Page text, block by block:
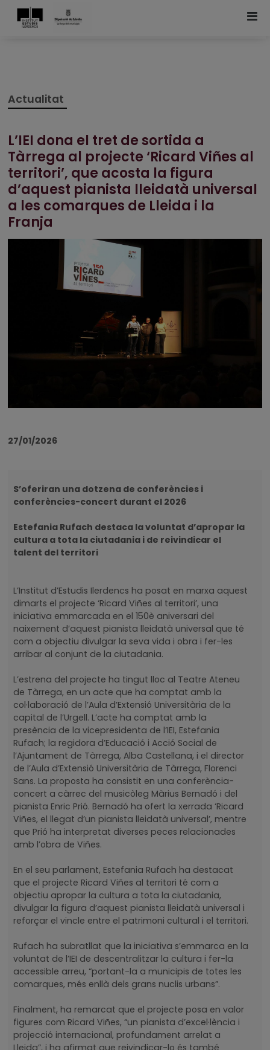
Actualitat
L’IEI dona el tret de sortida a
Tàrrega al projecte ‘Ricard Viñes al
territori’, que acosta la figura
d’aquest pianista lleidatà universal
a les comarques de Lleida i la
Franja
27/01/2026
S’oferiran una dotzena de conferències i
conferències-concert durant el 2026
Estefania Rufach destaca la voluntat d’apropar la
cultura a tota la ciutadania i de reivindicar el
talent del territori
L’Institut d’Estudis Ilerdencs ha posat en marxa aquest
dimarts el projecte ‘Ricard Viñes al territori’, una
iniciativa emmarcada en el 150è aniversari del
naixement d’aquest pianista lleidatà universal que té
com a objectiu divulgar la seva vida i obra i fer-les
arribar al conjunt de la ciutadania.
L’estrena del projecte ha tingut lloc al Teatre Ateneu
de Tàrrega, en un acte que ha comptat amb la
col·laboració de l’Aula d’Extensió Universitària de la
capital de l’Urgell. L’acte ha comptat amb la
presència de la vicepresidenta de l’IEI, Estefania
Rufach; la regidora d’Educació i Acció Social de
l’Ajuntament de Tàrrega, Alba Castellana, i el director
de l’Aula d’Extensió Universitària de Tàrrega, Florenci
Sans. La proposta ha consistit en una conferència-
concert a càrrec del musicòleg Màrius Bernadó i del
pianista Enric Prió. Bernadó ha ofert la xerrada ‘Ricard
Viñes, el llegat d’un pianista lleidatà universal’, mentre
que Prió ha interpretat diverses peces relacionades
amb l’obra de Viñes.
En el seu parlament, Estefania Rufach ha destacat
que el projecte Ricard Viñes al territori té com a
objectiu apropar la cultura a tota la ciutadania,
divulgar la figura d’aquest pianista lleidatà universal i
reforçar el vincle entre el patrimoni cultural i el territori.
Rufach ha subratllat que la iniciativa s’emmarca en la
voluntat de l’IEI de descentralitzar la cultura i fer-la
accessible arreu, “portant-la a municipis de totes les
comarques, més enllà dels grans nuclis urbans”.
Finalment, ha remarcat que el projecte posa en valor
figures com Ricard Viñes, “un pianista d’excel·lència i
projecció internacional, profundament arrelat a
Lleida”, i ha afirmat que reivindicar-lo és també